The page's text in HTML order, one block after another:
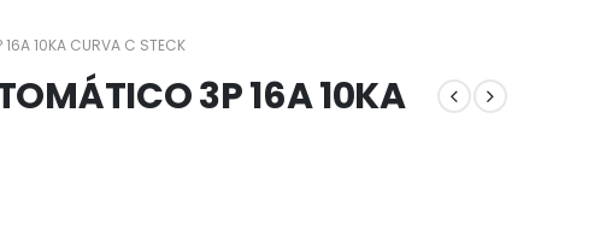
16A 10KA CURVA C STECK
3P 16A 10KA